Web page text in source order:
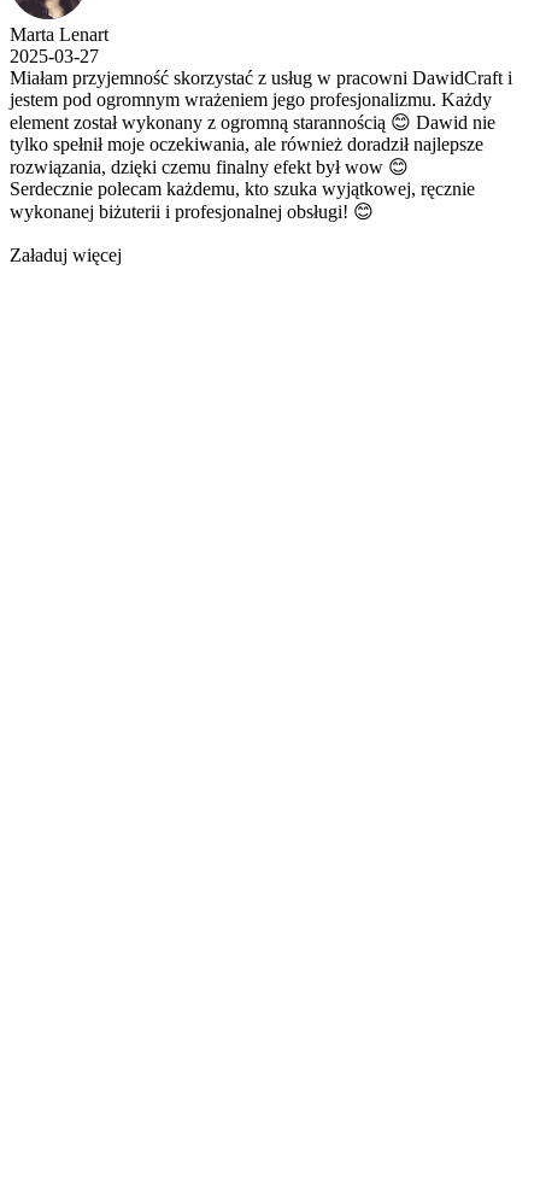
Marta Lenart
2025-03-27
Miałam przyjemność skorzystać z usług w pracowni DawidCraft i
jestem pod ogromnym wrażeniem jego profesjonalizmu. Każdy
element został wykonany z ogromną starannością 😊 Dawid nie
tylko spełnił moje oczekiwania, ale również doradził najlepsze
rozwiązania, dzięki czemu finalny efekt był wow 😊
Serdecznie polecam każdemu, kto szuka wyjątkowej, ręcznie
wykonanej biżuterii i profesjonalnej obsługi! 😊
Załaduj więcej